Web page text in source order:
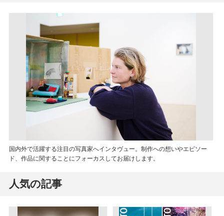
国内外で活躍する注目の写真家へインタヴュー。制作への想いやエピソー
ド、作品に関することにフォーカスしてお届けします。
人気の記事